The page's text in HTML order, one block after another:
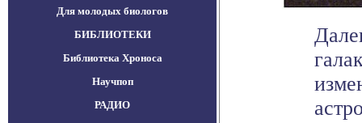
Для молодых биологов
БИБЛИОТЕКИ
Библиотека Хроноса
Научпоп
РАДИО